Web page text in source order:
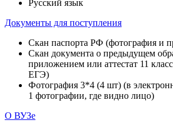
Русский язык
Документы для поступления
Скан паспорта РФ (фотография и
Скан документа о предыдущем
приложением или аттестат 11
ЕГЭ)
Фотография 3*4 (4 шт) (в
1 фотографии, где видно лицо)
О ВУЗе